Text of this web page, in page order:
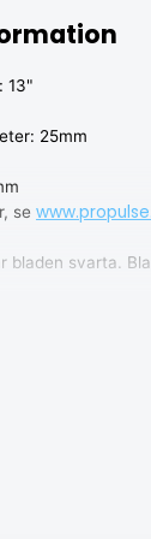
13"
25mm
se
bladen svarta.
och grå blad, då